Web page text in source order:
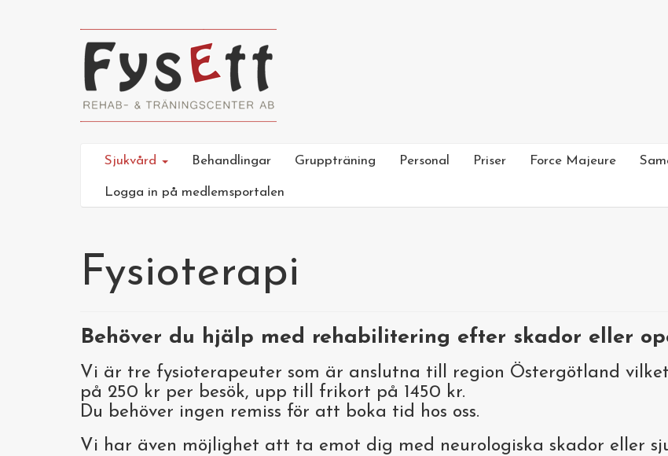
Sjukvård Behandlingar Gruppträning Personal Priser Force Majeure
Logga in på medlemsportalen
Fysioterapi
Behöver du hjälp med rehabilitering efter skador eller
Vi är tre fysioterapeuter som är anslutna till region Östergötland
på 250 kr per besök, upp till frikort på 1450 kr.
Du behöver ingen remiss för att boka tid hos oss.
Vi har även möjlighet att ta emot dig med neurologiska skador eller